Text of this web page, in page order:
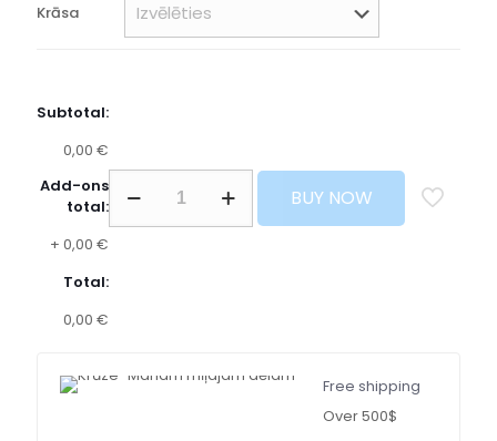
Krāsa
Subtotal:
0,00 €
Add-ons
total:
+ 0,00 €
Total:
0,00 €
BUY NOW
Free shipping
Over 500$